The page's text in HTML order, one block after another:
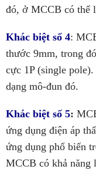
đó, ở MCCB có thể
Khác biệt số 4:
thước 9mm, trong
cực 1P (single
dạng mô-đun đó.
Khác biệt số 5:
ứng dụng điện áp
ứng dụng phổ biến
MCCB có khả năng